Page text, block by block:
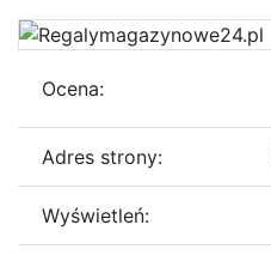
Ocena:
Adres strony:
Wyświetleń: